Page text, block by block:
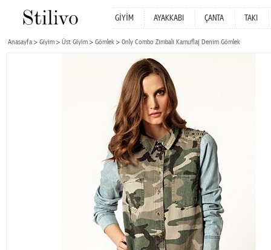
GİYİM AYAKKABI ÇANTA TAKI
Anasayfa Giyim Üst Giyim Gömlek Only Combo Zımbalı Kamuflaj Denim Gömlek